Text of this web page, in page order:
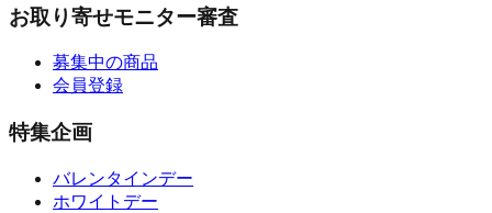
お取り寄せモニター審査
募集中の商品
会員登録
特集企画
バレンタインデー
ホワイトデー